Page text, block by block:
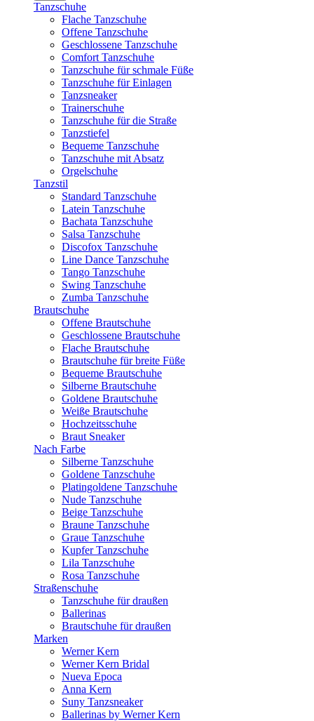
Tanzschuhe
Flache Tanzschuhe
Offene Tanzschuhe
Geschlossene Tanzschuhe
Comfort Tanzschuhe
Tanzschuhe für schmale Füße
Tanzschuhe für Einlagen
Tanzsneaker
Trainerschuhe
Tanzschuhe für die Straße
Tanzstiefel
Bequeme Tanzschuhe
Tanzschuhe mit Absatz
Orgelschuhe
Tanzstil
Standard Tanzschuhe
Latein Tanzschuhe
Bachata Tanzschuhe
Salsa Tanzschuhe
Discofox Tanzschuhe
Line Dance Tanzschuhe
Tango Tanzschuhe
Swing Tanzschuhe
Zumba Tanzschuhe
Brautschuhe
Offene Brautschuhe
Geschlossene Brautschuhe
Flache Brautschuhe
Brautschuhe für breite Füße
Bequeme Brautschuhe
Silberne Brautschuhe
Goldene Brautschuhe
Weiße Brautschuhe
Hochzeitsschuhe
Braut Sneaker
Nach Farbe
Silberne Tanzschuhe
Goldene Tanzschuhe
Platingoldene Tanzschuhe
Nude Tanzschuhe
Beige Tanzschuhe
Braune Tanzschuhe
Graue Tanzschuhe
Kupfer Tanzschuhe
Lila Tanzschuhe
Rosa Tanzschuhe
Straßenschuhe
Tanzschuhe für draußen
Ballerinas
Brautschuhe für draußen
Marken
Werner Kern
Werner Kern Bridal
Nueva Epoca
Anna Kern
Suny Tanzsneaker
Ballerinas by Werner Kern